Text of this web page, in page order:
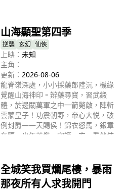
山海顯聖第四季
逆襲 玄幻 仙俠
上映： 未知
主角：
更新： 2026-08-06
龍脊嶺深處，小小採藥郎陸沉，機緣
覺醒山海神印。辨藥尋寶，習武鍛
體，於邊關萬軍之中一箭斃敵，陣斬
雲蒙皇子！功震朝野，帝心大悦，破
例封爵——天賜侯！錦衣怒馬，銀章
在腰，少年英傑，守護一方。看他仗
奇！
全城笑我買爛尾樓，暴雨
那夜所有人求我開門